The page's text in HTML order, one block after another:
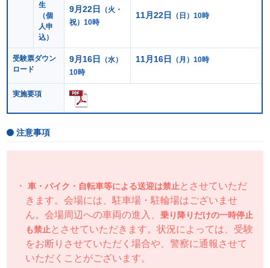
生
（個
人申
込）
9月22日
（火・
祝）10時
11月22日 （日）10時
受験票ダウン
ロード
9月16日
（水）
10時
11月16日 （月）10時
実施要項
注意事項
車・バイク・自転車等による送迎は禁止 とさせていただ
きます。会場には、駐車場・駐輪場はございませ
ん。会場周辺への車両の進入、乗り降りだけの一時停止
も禁止 とさせていただきます。状況によっては、受験
をお断りさせていただく場合や、警察に通報させて
いただくことがございます。